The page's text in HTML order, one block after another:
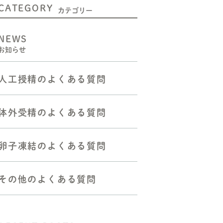
人目不妊の方へ
外受精（顕微授精を含む）
お考えの方へ
胚移植―反復着床障害の方へ
くある質問
カテゴリー
知らせ
人工授精のよくある質問
外受精のよくある質問
子凍結のよくある質問
の他のよくある質問